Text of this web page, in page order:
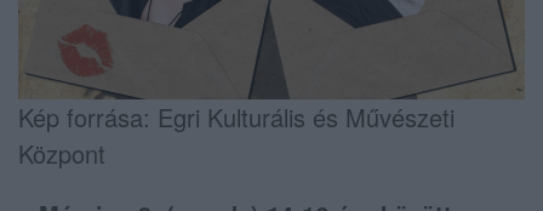
Kép forrása: Egri Kulturális és Művészeti
Központ